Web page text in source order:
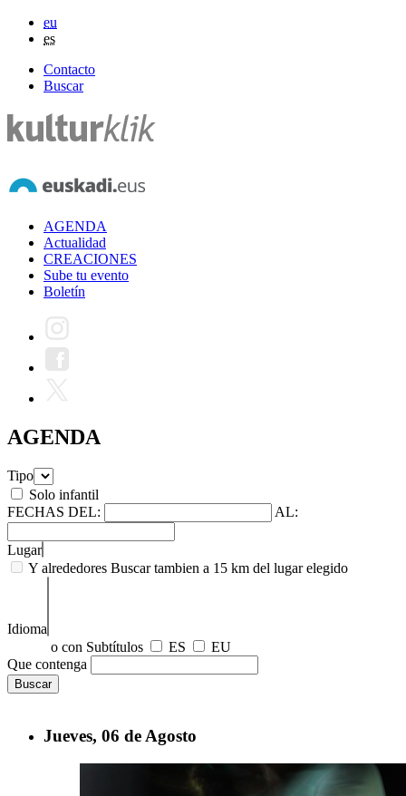
eu
es
Contacto
Buscar
AGENDA
Actualidad
CREACIONES
Sube tu evento
Boletín
AGENDA
Tipo
Solo infantil
FECHAS DEL: AL:
Lugar
Y alrededores Buscar tambien a 15 km del lugar elegido
Idioma
o con Subtítulos
ES
EU
Que contenga
Jueves, 06 deAgosto